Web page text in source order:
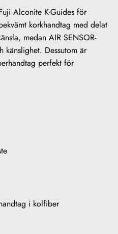
Alconite K-Guides för
korkhandtag med delat
medan AIR SENSOR-
känslighet. Dessutom är
perfekt för
i kolfiber